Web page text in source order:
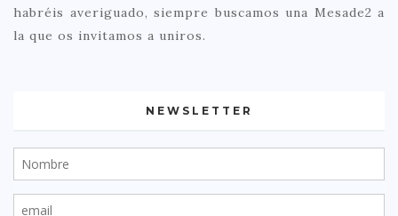
habréis averiguado, siempre buscamos una Mesade2 a
la que os invitamos a uniros.
NEWSLETTER